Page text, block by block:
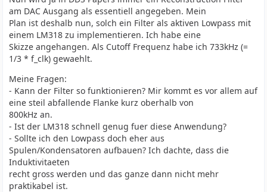
am DAC Ausgang als essentiell angegeben. Mein
Plan ist deshalb nun, solch ein Filter als aktiven Lowpass mit
einem LM318 zu implementieren. Ich habe eine
Skizze angehangen. Als Cutoff Frequenz habe ich 733kHz (=
1/3 * f_clk) gewaehlt.
Meine Fragen:
- Kann der Filter so funktionieren? Mir kommt es vor allem auf
eine steil abfallende Flanke kurz oberhalb von
800kHz an.
- Ist der LM318 schnell genug fuer diese Anwendung?
- Sollte ich den Lowpass doch eher aus
Spulen/Kondensatoren aufbauen? Ich dachte, dass die
Induktivitaeten
recht gross werden und das ganze dann nicht mehr
praktikabel ist.